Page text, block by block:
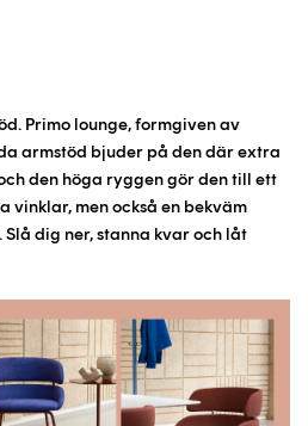
Primo lounge, formgiven av
armstöd bjuder på den där extra
den höga ryggen gör den till ett
men också en bekväm
dig ner, stanna kvar och låt